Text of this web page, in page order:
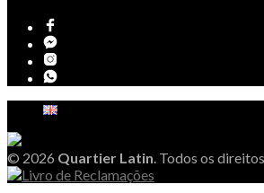
© 2026 Quartier Latin . Todos os